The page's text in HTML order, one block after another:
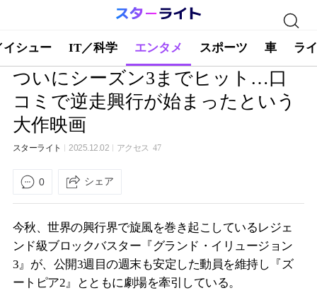
イシュー IT／科学 エンタメ スポーツ 車 ラ
ついにシーズン3までヒット…口
コミで逆走興行が始まったという
大作映画
スターライト 2025.12.02 アクセス 47
0 シェア
今秋、世界の興行界で旋風を巻き起こしているレジェ
ンド級ブロックバスター『グランド・イリュージョン
3』が、公開3週目の週末も安定した動員を維持し『ズ
ートピア2』とともに劇場を牽引している。